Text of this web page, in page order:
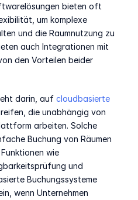
bieten oft
um komplexe
und die Raumnutzung zu
auch Integrationen mit
den Vorteilen beider
darin, auf cloudbasierte
die unabhängig von
arbeiten. Solche
Buchung von Räumen
wie
und
Buchungssysteme
wenn Unternehmen